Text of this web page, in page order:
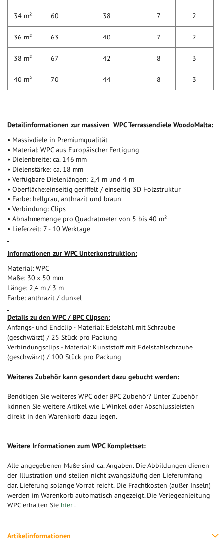
34 m² 60 38 7 2
36 m² 63 40 7 2
38 m² 67 42 8 3
40 m² 70 44 8 3
Detailinformationen zur massiven WPC Terrassendiele WoodoMalta:
• Massivdiele in Premiumqualität
• Material: WPC aus Europäischer Fertigung
• Dielenbreite: ca. 146 mm
• Dielenstärke: ca. 18 mm
• Verfügbare Dielenlängen: 2,4 m und 4 m
• Oberfläche:einseitig geriffelt / einseitig 3D Holzstruktur
• Farbe: hellgrau, anthrazit und braun
• Verbindung: Clips
• Abnahmemenge pro Quadratmeter von 5 bis 40 m²
• Lieferzeit: 7 - 10 Werktage
Informationen zur WPC Unterkonstruktion:
Material: WPC
Maße: 30 x 50 mm
Länge: 2,4 m / 3 m
Farbe: anthrazit / dunkel
Details zu den WPC / BPC Clipsen:
Anfangs- und Endclip - Material: Edelstahl mit Schraube
(geschwärzt) / 25 Stück pro Packung
Verbindungsclips - Material: Kunststoff mit Edelstahlschraube
(geschwärzt) / 100 Stück pro Packung
Weiteres Zubehör kann gesondert dazu gebucht werden:
Benötigen Sie weiteres WPC oder BPC Zubehör? Unter Zubehör
können Sie weitere Artikel wie L Winkel oder Abschlussleisten
direkt in den Warenkorb dazu legen.
Weitere Informationen zum WPC Komplettset:
Alle angegebenen Maße sind ca. Angaben. Die Abbildungen dienen
der Illustration und stellen nicht zwangsläufig den Lieferumfang
dar. Lieferung solange Vorrat reicht. Die Frachtkosten (außer Inseln)
werden im Warenkorb automatisch angezeigt. Die Verlegeanleitung
WPC erhalten Sie hier .
Artikelinformationen